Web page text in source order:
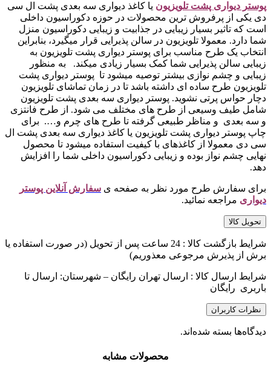
پوستر دیواری پشت تلویزیون یا کاغذ دیواری سه بعدی پشت ال سی
دی یکی از پرفروش ترین محصولات در حوزه دکوراسیون داخلی
است که تاثیر بسیار زیبایی در جذابیت و زیبایی دکوراسیون منزل
شما دارد. معمولا تلویزیون در سالن پذیرایی قرار میگیرد، بنابراین
انتخاب یک طرح مناسب برای پوستر دیواری پشت تلویزیون به
زیبایی سالن پذیرایی شما کمک بسیار زیادی میکند. به منظور
زیبایی و چشم نوازی بیشتر توصیه میشود تا پوستر دیواری پشت
تلویزیون طرح ساده ای داشته باشد تا در زمان تماشای تلویزیون
دچار حواس پرتی نشوید. پوستر دیواری سه بعدی پشت تلویزیون
شامل طیف وسیعی از طرح های مختلف می شود. از طرح فانتزی
و سه بعدی و مناظر طبیعی گرفته تا طرح های چرم و…. برای
چاپ پوستر دیواری پشت تلویزیون یا کاغذ دیواری سه بعدی پشت ال
سی دی معمولا از کاغذهای با کیفیت استفاده میشود تا محصول
نهایی چشم نواز بوده و زیبایی دکوراسیون داخلی شما را افزایش
دهد.
برای سفارش طرح مورد نظر به صفحه ی سفارش آنلاین پوستر
دیواری مراجعه نمائید.
تحویل کالا
شرایط بازگشت کالا : 24 ساعت پس از تحویل (در صورت استفاده یا
برش از پذیرش مرجوعی معذوریم)
شرایط ارسال کالا : ارسال تهران رایگان – شهرستان: ارسال تا
باربری رایگان
نظرات کاربران
دیدگاه‌ها بسته شده‌اند.
محصولات مشابه